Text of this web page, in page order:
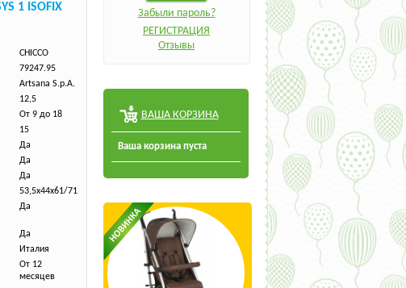
1 ISOFIX
CHICCO
79247.95
Artsana S.p.A.
12,5
От 9 до 18
15
Да
Да
Да
53,5х44х61/71
Да
Да
Италия
От 12
месяцев
Забыли пароль?
РЕГИСТРАЦИЯ
Отзывы
ВАША КОРЗИНА
Ваша корзина пуста